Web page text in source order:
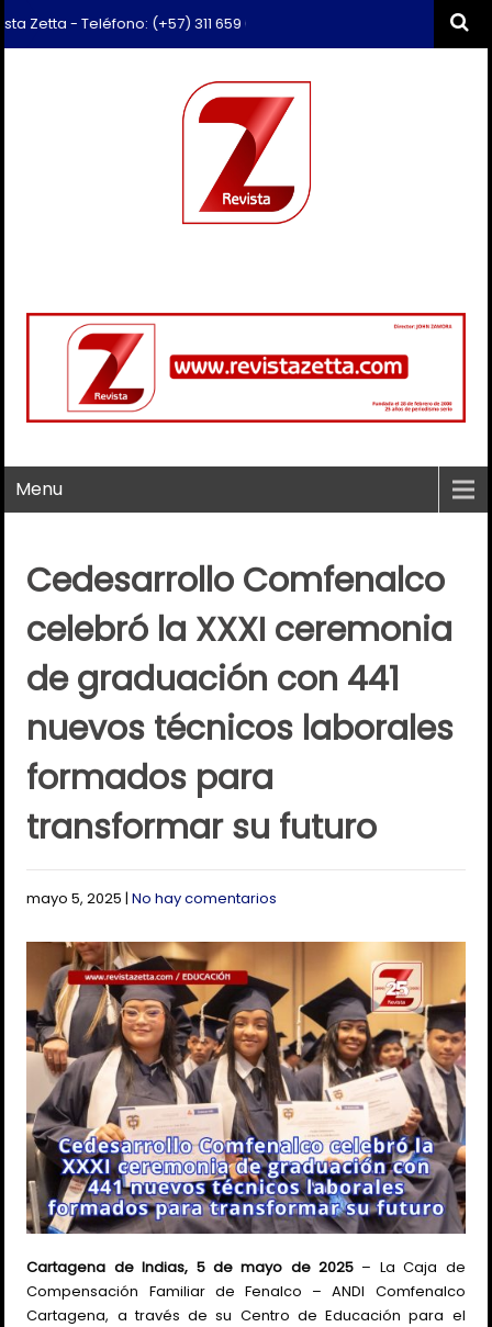
Teléfono: (+57) 311 659 6374 - Correo: revista.zetta@gmail.com
Menu
Cedesarrollo Comfenalco
celebró la XXXI ceremonia
de graduación con 441
nuevos técnicos laborales
formados para
transformar su futuro
mayo 5, 2025 |No hay comentarios
Cartagena de Indias, 5 de mayo de 2025 – La Caja de
Compensación Familiar de Fenalco – ANDI Comfenalco
Cartagena, a través de su Centro de Educación para el